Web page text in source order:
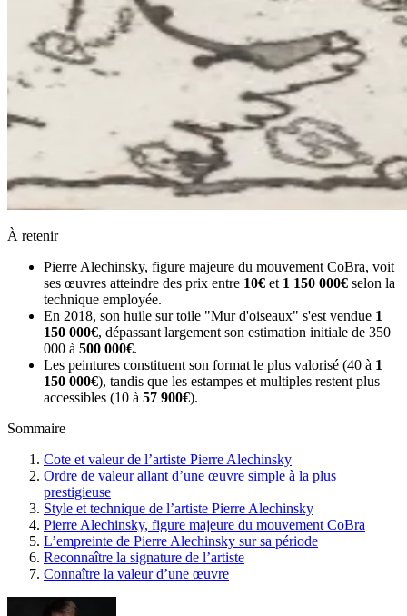
À retenir
Pierre Alechinsky, figure majeure du mouvement CoBra, voit
ses œuvres atteindre des prix entre 10€ et 1 150 000€ selon la
technique employée.
En 2018, son huile sur toile "Mur d'oiseaux" s'est vendue 1
150 000€, dépassant largement son estimation initiale de 350
000 à 500 000€.
Les peintures constituent son format le plus valorisé (40 à 1
150 000€), tandis que les estampes et multiples restent plus
accessibles (10 à 57 900€).
Sommaire
Cote et valeur de l’artiste Pierre Alechinsky
Ordre de valeur allant d’une œuvre simple à la plus
prestigieuse
Style et technique de l’artiste Pierre Alechinsky
Pierre Alechinsky, figure majeure du mouvement CoBra
L’empreinte de Pierre Alechinsky sur sa période
Reconnaître la signature de l’artiste
Connaître la valeur d’une œuvre